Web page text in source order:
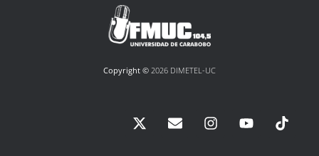
Copyright © 2026 DIMETEL-UC